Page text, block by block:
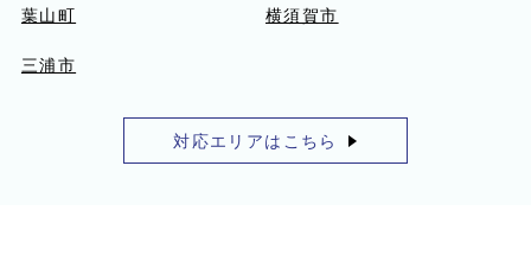
葉山町 横須賀市
三浦市
対応エリアはこちら